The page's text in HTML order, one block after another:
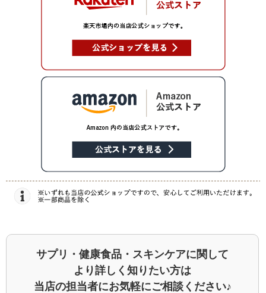
サプリ・健康食品・スキンケアに関して
より詳しく知りたい方は
当店の担当者にお気軽にご相談ください♪